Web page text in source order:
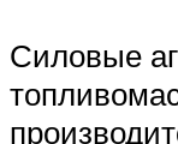
Силовые